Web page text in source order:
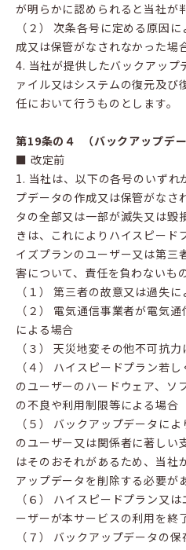
が明らかに認められると当社が
（２） 次条各号に定める原因
成又は保管がなされなかった場
4. 当社が提供したバックアップ
ァイル又はシステムの復元及び
任において行うものとします。
第19条の４ （バックアップデー
■ 改定前
1. 当社は、以下の各号のいずれ
プデータの作成又は保管がなさ
タの全部又は一部が滅失又は毀
きは、これによりハイスピード
イズプランのユーザー又は第三
害について、責任を負わないも
（１） 第三者の故意又は過失
（２） 電気通信事業者が電気
による場合
（３） 天災地変その他不可抗
（４） ハイスピードプラン若
のユーザーのハードウェア、ソ
の不良や利用制限等による場合
（５） バックアップデータに
のユーザー又は関係者に著しい
はそのおそれがあるため、当社
アップデータを削除する必要が
（６） ハイスピードプラン又
ーザーが本サービスの利用を終
（７） バックアップデータの